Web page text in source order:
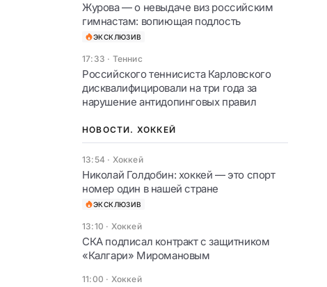
Журова — о невыдаче виз российским
гимнастам: вопиющая подлость
ЭКСКЛЮЗИВ
17:33 · Теннис
Российского теннисиста Карловского
дисквалифицировали на три года за
нарушение антидопинговых правил
НОВОСТИ. ХОККЕЙ
13:54 · Хоккей
Николай Голдобин: хоккей — это спорт
номер один в нашей стране
ЭКСКЛЮЗИВ
13:10 · Хоккей
СКА подписал контракт с защитником
«Калгари» Миромановым
11:00 · Хоккей